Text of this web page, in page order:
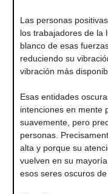
Las personas
los trabajadores de la
blanco de esas
reduciendo su
vibración más
Esas entidades
intenciones en mente
suavemente, pero
personas.
alta y porque su
vuelven en su
esos seres oscuros